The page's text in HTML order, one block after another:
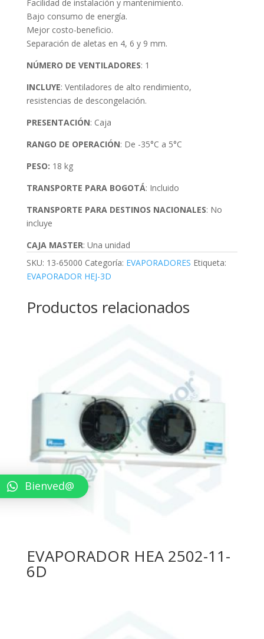
Facilidad de instalación y mantenimiento.
Bajo consumo de energía.
Mejor costo-beneficio.
Separación de aletas en 4, 6 y 9 mm.
NÚMERO DE VENTILADORES: 1
INCLUYE: Ventiladores de alto rendimiento,
resistencias de descongelación.
PRESENTACIÓN: Caja
RANGO DE OPERACIÓN: De -35°C a 5°C
PESO: 18 kg
TRANSPORTE PARA BOGOTÁ: Incluido
TRANSPORTE PARA DESTINOS NACIONALES: No
incluye
CAJA MASTER: Una unidad
SKU: 13-65000 Categoría: EVAPORADORES Etiqueta:
EVAPORADOR HEJ-3D
Productos relacionados
EVAPORADOR HEA 2502-11-
6D
Bienved@